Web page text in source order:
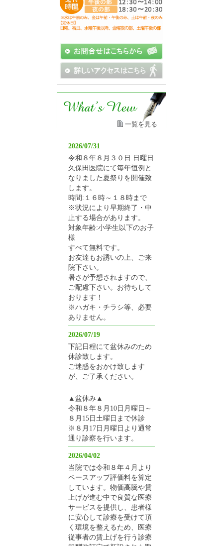
一覧を見る
2026/07/31
令和８年８月３０日 日曜日
久保田医院にて毎年恒例と
なりました夏祭りを開催致
します。
時間:１６時～１８時まで
※状況により早期終了・中
止する場合があります。
対象年齢:小学生以下のお子
様
すべて無料です。
お友達もお誘いの上、ご来
院下さい。
暑さが予想されますので、
ご配慮下さい。お待ちして
おります！
※ハガキ・チラシ等、必要
ありません。
2026/07/19
下記日程にて盆休みのため
休診致します。
ご迷惑をおかけ致します
が、ご了承ください。
▲盆休み▲
令和８年８月10日月曜日～
８月15日土曜日まで休診
※８月17日月曜日より通常
通り診察を行います。
2026/04/02
当院では令和８年４月より
ベースアップ評価料を算定
しています。物価高騰や賃
上げが進む中で良質な医療
サービスを提供し、患者様
に安心して診療を受けて頂
く環境を整えるため、医療
従事者の賃上げを行う診療